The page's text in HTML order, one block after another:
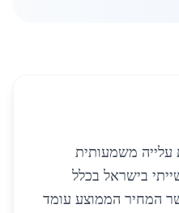
2026 מראות עלייה משמעותית
בישראל בכלל
המחיר הממוצע עומד